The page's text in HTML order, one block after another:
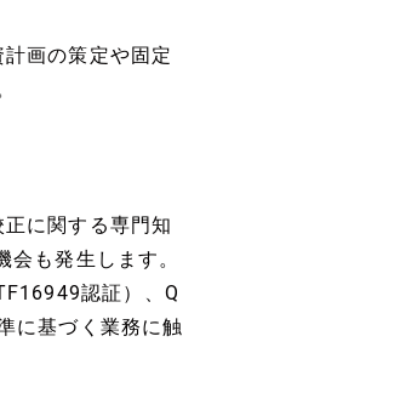
画の策定や固定
に関する専門知
も発生します。
認証）、Q
に基づく業務に触